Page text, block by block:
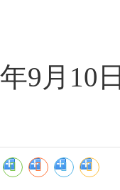
年9月10日